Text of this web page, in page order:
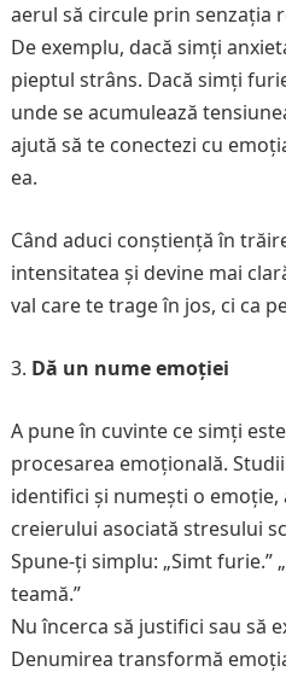
aerul să circule prin senzația
De exemplu, dacă simți
pieptul strâns. Dacă simți
unde se acumulează
ajută să te conectezi cu
ea.
Când aduci conștiență în
intensitatea și devine mai
val care te trage în jos, ci ca
Dă un nume emoției
A pune în cuvinte ce simți
procesarea emoțională.
identifici și numești o emoție,
creierului asociată stresului
Spune-ți simplu: „Simt furie.”
teamă.”
Nu încerca să justifici sau să
Denumirea transformă